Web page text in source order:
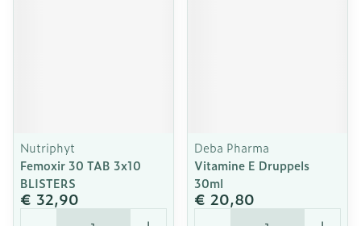
Nutriphyt
Femoxir 30 TAB 3x10
BLISTERS
€ 32,90
Aantal
Deba Pharma
Vitamine E Druppels
30ml
€ 20,80
Aantal